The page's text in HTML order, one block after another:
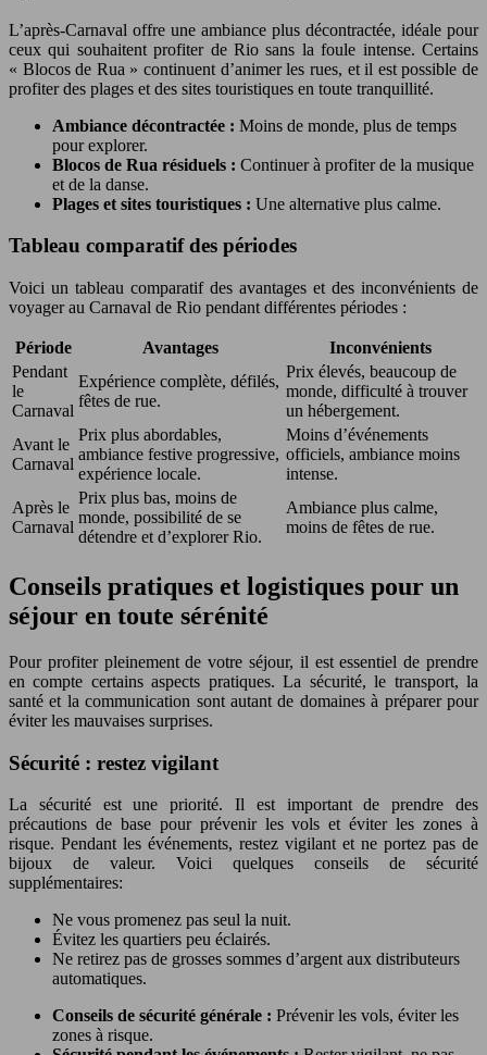
L’après-Carnaval offre une ambiance plus décontractée, idéale pour
ceux qui souhaitent profiter de Rio sans la foule intense. Certains
« Blocos de Rua » continuent d’animer les rues, et il est possible de
profiter des plages et des sites touristiques en toute tranquillité.
Ambiance décontractée : Moins de monde, plus de temps
pour explorer.
Blocos de Rua résiduels : Continuer à profiter de la musique
et de la danse.
Plages et sites touristiques : Une alternative plus calme.
Tableau comparatif des périodes
Voici un tableau comparatif des avantages et des inconvénients de
voyager au Carnaval de Rio pendant différentes périodes :
Période Avantages
Inconvénients
Pendant
le
Carnaval
Expérience complète, défilés,
fêtes de rue.
Prix élevés, beaucoup de
monde, difficulté à trouver
un hébergement.
Avant le
Carnaval
Prix plus abordables,
ambiance festive progressive,
expérience locale.
Moins d’événements
officiels, ambiance moins
intense.
Après le
Carnaval
Prix plus bas, moins de
monde, possibilité de se
détendre et d’explorer Rio.
Ambiance plus calme,
moins de fêtes de rue.
Conseils pratiques et logistiques pour un
séjour en toute sérénité
Pour profiter pleinement de votre séjour, il est essentiel de prendre
en compte certains aspects pratiques. La sécurité, le transport, la
santé et la communication sont autant de domaines à préparer pour
éviter les mauvaises surprises.
Sécurité : restez vigilant
La sécurité est une priorité. Il est important de prendre des
précautions de base pour prévenir les vols et éviter les zones à
risque. Pendant les événements, restez vigilant et ne portez pas de
bijoux de valeur. Voici quelques conseils de sécurité
supplémentaires:
Ne vous promenez pas seul la nuit.
Évitez les quartiers peu éclairés.
Ne retirez pas de grosses sommes d’argent aux distributeurs
automatiques.
Conseils de sécurité générale : Prévenir les vols, éviter les
zones à risque.